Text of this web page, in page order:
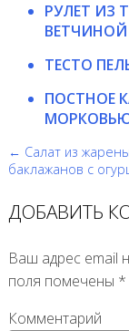
РУЛЕТ ИЗ
ТЕСТО
ПОСТНОЕ
← Салат из
баклажанов с
ДОБАВИТЬ
Ваш адрес email
поля помечены *
Комментарий